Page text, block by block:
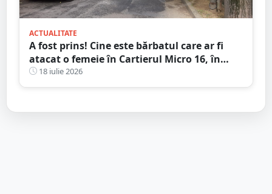
ACTUALITATE
A fost prins! Cine este bărbatul care ar fi
atacat o femeie în Cartierul Micro 16, în
plină zi, pe stradă
18 iulie 2026